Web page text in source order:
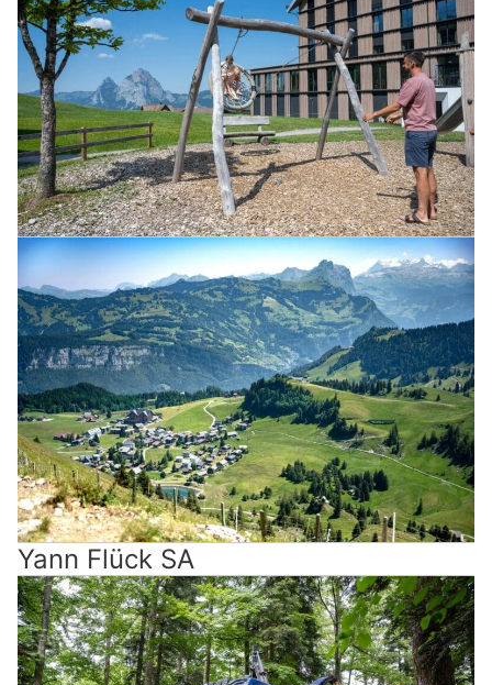
Yann Flück SA